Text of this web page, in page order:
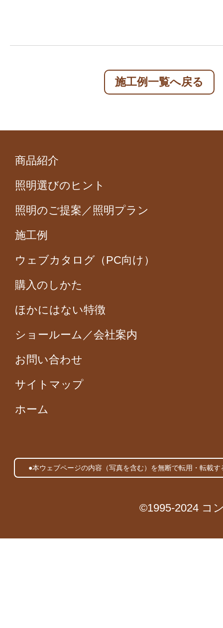
施工例一覧へ戻る
商品紹介
照明選びのヒント
照明のご提案／照明プラン
施工例
ウェブカタログ（PC向け）
購入のしかた
ほかにはない特徴
ショールーム／会社案内
お問い合わせ
サイトマップ
ホーム
●本ウェブページの内容（写真を含む）を無断で転用・転載
©1995-2024 コ